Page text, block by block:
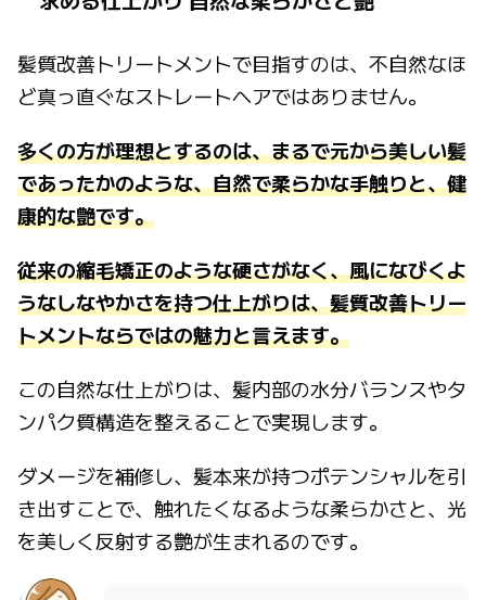
髪質改善トリートメントで目指すのは、不自然なほ
ど真っ直ぐなストレートヘアではありません。
多くの方が理想とするのは、まるで元から美しい髪
であったかのような、自然で柔らかな手触りと、健
康的な艶です。
従来の縮毛矯正のような硬さがなく、風になびくよ
うなしなやかさを持つ仕上がりは、髪質改善トリー
トメントならではの魅力と言えます。
この自然な仕上がりは、髪内部の水分バランスやタ
ンパク質構造を整えることで実現します。
ダメージを補修し、髪本来が持つポテンシャルを引
き出すことで、触れたくなるような柔らかさと、光
を美しく反射する艶が生まれるのです。